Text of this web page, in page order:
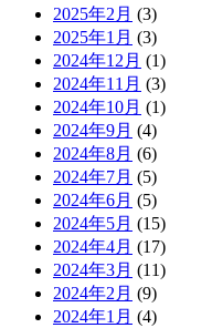
2025年2月 (3)
2025年1月 (3)
2024年12月 (1)
2024年11月 (3)
2024年10月 (1)
2024年9月 (4)
2024年8月 (6)
2024年7月 (5)
2024年6月 (5)
2024年5月 (15)
2024年4月 (17)
2024年3月 (11)
2024年2月 (9)
2024年1月 (4)